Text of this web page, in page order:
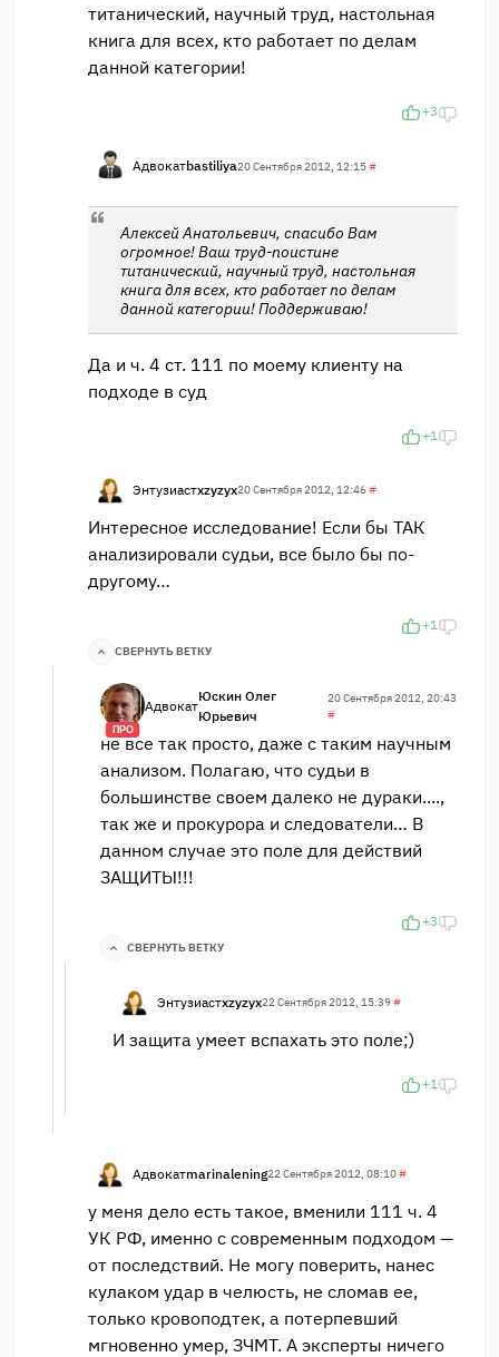
титанический, научный труд, настольная
книга для всех, кто работает по делам
данной категории!
+3
Адвокатbastiliya20 Сентября 2012, 12:15#
Алексей Анатольевич, спасибо Вам
огромное! Ваш труд-поистине
титанический, научный труд, настольная
книга для всех, кто работает по делам
данной категории! Поддерживаю!
Да и ч. 4 ст. 111 по моему клиенту на
подходе в суд
+1
Энтузиастxzyzyx20 Сентября 2012, 12:46#
Интересное исследование! Если бы ТАК
анализировали судьи, все было бы по-
другому…
+1
СВЕРНУТЬ ВЕТКУ
ПРО
Адвокат
Юскин Олег
Юрьевич
20 Сентября 2012, 20:43
#
не все так просто, даже с таким научным
анализом. Полагаю, что судьи в
большинстве своем далеко не дураки....,
так же и прокурора и следователи… В
данном случае это поле для действий
ЗАЩИТЫ!!!
+3
СВЕРНУТЬ ВЕТКУ
Энтузиастxzyzyx22 Сентября 2012, 15:39#
И защита умеет вспахать это поле;)
+1
Адвокатmarinalening22 Сентября 2012, 08:10#
у меня дело есть такое, вменили 111 ч. 4
УК РФ, именно с современным подходом —
от последствий. Не могу поверить, нанес
кулаком удар в челюсть, не сломав ее,
только кровоподтек, а потерпевший
мгновенно умер, ЗЧМТ. А эксперты ничего